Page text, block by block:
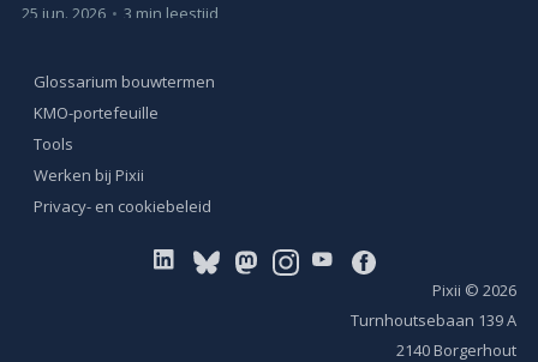
maart 2029.
25 jun. 2026 • 3 min leestijd
Glossarium bouwtermen
KMO-portefeuille
Tools
Werken bij Pixii
Privacy- en cookiebeleid
Pixii © 2026
Turnhoutsebaan 139 A
2140 Borgerhout